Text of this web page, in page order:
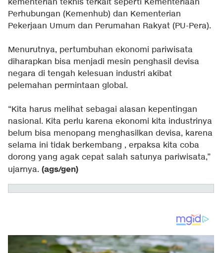
kementerian teknis terkait seperti Kementeriaan
Perhubungan (Kemenhub) dan Kementerian
Pekerjaan Umum dan Perumahan Rakyat (PU-Pera).
Menurutnya, pertumbuhan ekonomi pariwisata
diharapkan bisa menjadi mesin penghasil devisa
negara di tengah kelesuan industri akibat
pelemahan permintaan global.
“Kita harus melihat sebagai alasan kepentingan
nasional. Kita perlu karena ekonomi kita industrinya
belum bisa menopang menghasilkan devisa, karena
selama ini tidak berkembang , erpaksa kita coba
dorong yang agak cepat salah satunya pariwisata,”
ujarnya. (ags/gen)